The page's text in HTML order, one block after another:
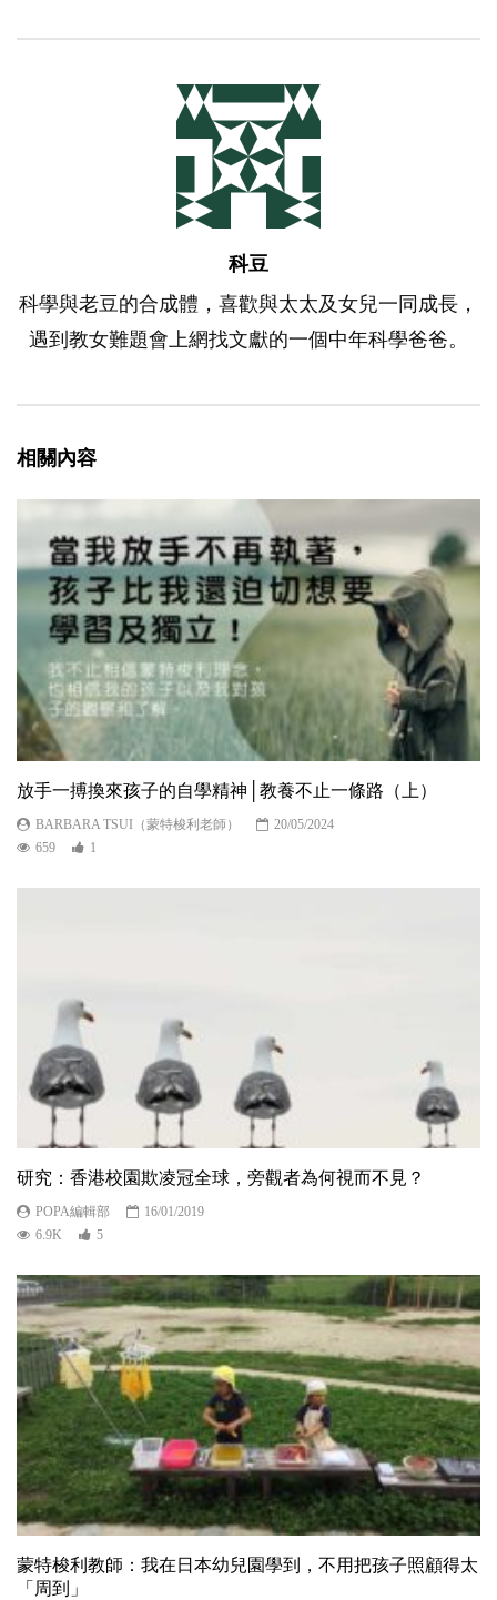
科豆
科學與老豆的合成體，喜歡與太太及女兒一同成長，
遇到教女難題會上網找文獻的一個中年科學爸爸。
相關內容
放手一搏換來孩子的自學精神│教養不止一條路（上）
BARBARA TSUI（蒙特梭利老師）
20/05/2024
659
1
研究：香港校園欺凌冠全球，旁觀者為何視而不見？
POPA編輯部
16/01/2019
6.9K
5
蒙特梭利教師：我在日本幼兒園學到，不用把孩子照顧得太
「周到」